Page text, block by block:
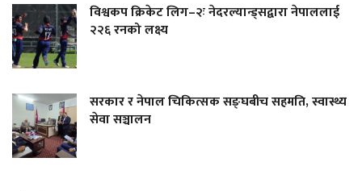
विश्वकप क्रिकेट लिग–२ः नेदरल्यान्ड्सद्वारा नेपाललाई
२२६ रनको लक्ष्य
सरकार र नेपाल चिकित्सक सङ्घबीच सहमति, स्वास्थ्य
सेवा सञ्चालन